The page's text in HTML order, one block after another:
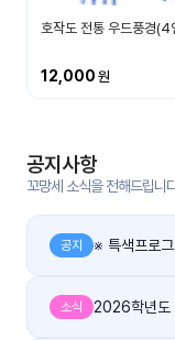
우리
기
후기
타그
램
그
호작도 전통 우드풍경(4
12,000
공지사항
꼬망세 소식을 전해드립니
공지 ※ 특색프로
소식 2026학년도